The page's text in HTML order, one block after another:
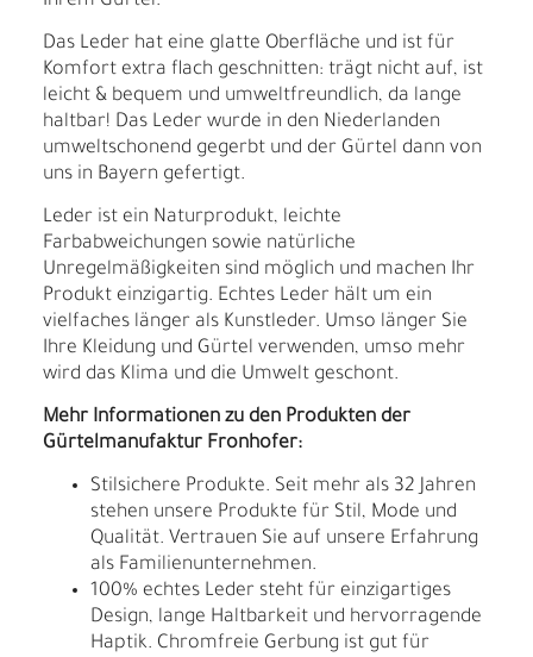
Das Leder hat eine glatte Oberfläche und ist für
Komfort extra flach geschnitten: trägt nicht auf, ist
leicht & bequem und umweltfreundlich, da lange
haltbar! Das Leder wurde in den Niederlanden
umweltschonend gegerbt und der Gürtel dann von
uns in Bayern gefertigt.
Leder ist ein Naturprodukt, leichte
Farbabweichungen sowie natürliche
Unregelmäßigkeiten sind möglich und machen Ihr
Produkt einzigartig. Echtes Leder hält um ein
vielfaches länger als Kunstleder. Umso länger Sie
Ihre Kleidung und Gürtel verwenden, umso mehr
wird das Klima und die Umwelt geschont.
Mehr Informationen zu den Produkten der
Gürtelmanufaktur Fronhofer:
Stilsichere Produkte. Seit mehr als 32 Jahren
stehen unsere Produkte für Stil, Mode und
Qualität. Vertrauen Sie auf unsere Erfahrung
als Familienunternehmen.
100% echtes Leder steht für einzigartiges
Design, lange Haltbarkeit und hervorragende
Haptik. Chromfreie Gerbung ist gut für